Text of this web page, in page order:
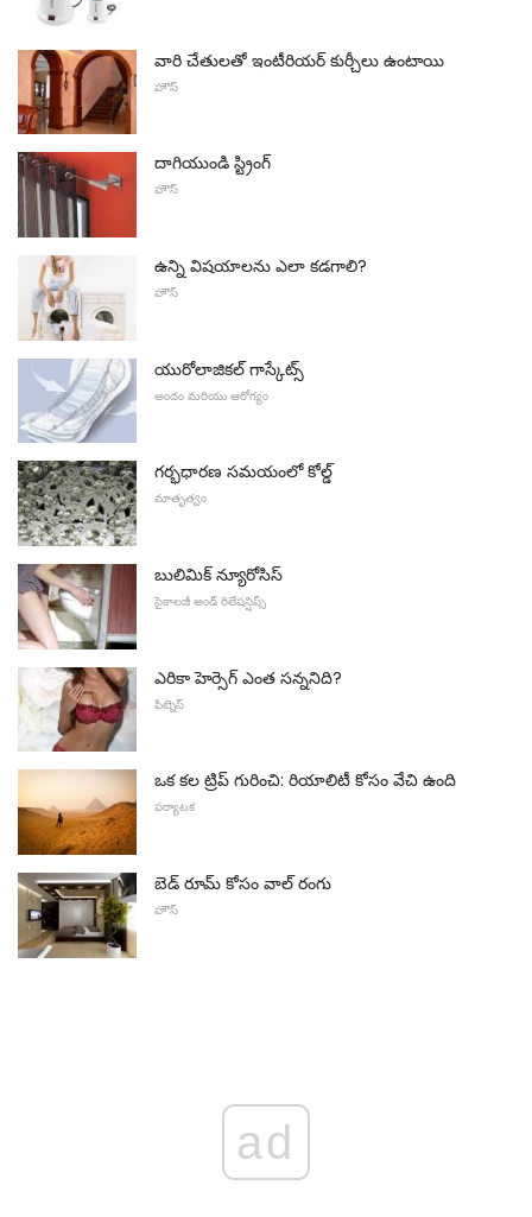
వారి చేతులతో ఇంటీరియర్ కుర్చీలు ఉంటాయి
హౌస్
దాగియుండి స్ట్రింగ్
హౌస్
ఉన్ని విషయాలను ఎలా కడగాలి?
హౌస్
యురోలాజికల్ గాస్కేట్స్
అందం మరియు ఆరోగ్యం
గర్భధారణ సమయంలో కోల్డ్
మాతృత్వం
బులిమిక్ న్యూరోసిస్
సైకాలజీ అండ్ రిలేషన్షిప్స్
ఎరికా హెర్సెగ్ ఎంత సన్ననిది?
ఫిట్నెస్
ఒక కల ట్రిప్ గురించి: రియాలిటీ కోసం వేచి ఉంది
పర్యాటక
బెడ్ రూమ్ కోసం వాల్ రంగు
హౌస్
ad